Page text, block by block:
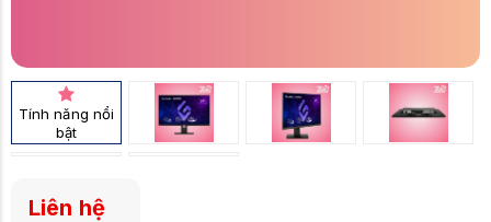
HDMI 2.1: x2
DisplayPort: x1
Tính năng nổi
bật
Liên hệ